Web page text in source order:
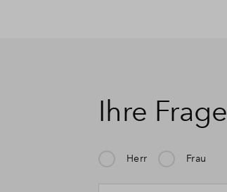
Ihre Frage
Herr Frau